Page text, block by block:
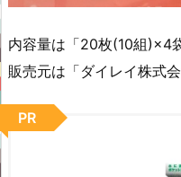
内容量は「20枚(10組)×4
販売元は「ダイレイ株式
PR